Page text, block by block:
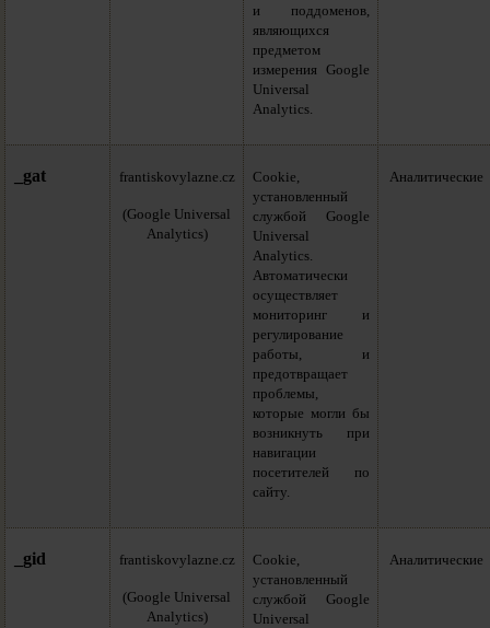
и поддоменов,
являющихся
предметом
измерения Google
Universal
Analytics.
_gat frantiskovylazne.cz
(Google Universal
Analytics)
Cookie,
установленный
службой Google
Universal
Analytics.
Автоматически
осуществляет
мониторинг и
регулирование
работы, и
предотвращает
проблемы,
которые могли бы
возникнуть при
навигации
посетителей по
сайту.
Аналитические
_gid frantiskovylazne.cz
(Google Universal
Analytics)
Cookie,
установленный
службой Google
Universal
Аналитические